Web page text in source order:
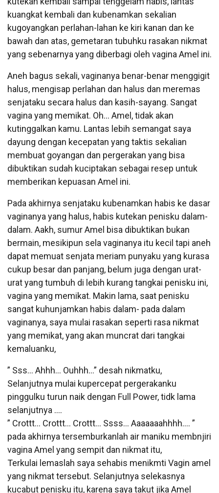
kuangkat kembali dan kubenamkan sekalian
kugoyangkan perlahan-lahan ke kiri kanan dan ke
bawah dan atas, gemetaran tubuhku rasakan nikmat
yang sebenarnya yang diberbagi oleh vagina Amel ini.
Aneh bagus sekali, vaginanya benar-benar menggigit
halus, mengisap perlahan dan halus dan meremas
senjataku secara halus dan kasih-sayang. Sangat
vagina yang memikat. Oh… Amel, tidak akan
kutinggalkan kamu. Lantas lebih semangat saya
dayung dengan kecepatan yang taktis sekalian
membuat goyangan dan pergerakan yang bisa
dibuktikan sudah kuciptakan sebagai resep untuk
memberikan kepuasan Amel ini.
Pada akhirnya senjataku kubenamkan habis ke dasar
vaginanya yang halus, habis kutekan penisku dalam-
dalam. Aakh, sumur Amel bisa dibuktikan bukan
bermain, mesikipun sela vaginanya itu kecil tapi aneh
dapat memuat senjata meriam punyaku yang kurasa
cukup besar dan panjang, belum juga dengan urat-
urat yang tumbuh di lebih kurang tangkai penisku ini,
vagina yang memikat. Makin lama, saat penisku
sangat kuhunjamkan habis dalam- pada dalam
vaginanya, saya mulai rasakan seperti rasa nikmat
yang memikat, yang akan muncrat dari tangkai
kemaluanku,
” Sss… Ahhh… Ouhhh…” desah nikmatku,
Selanjutnya mulai kupercepat pergerakanku
pinggulku turun naik dengan Full Power, tidk lama
selanjutnya ….
” Crottt… Crottt… Crottt… Ssss… Aaaaaaahhhh…. ”
pada akhirnya tersemburkanlah air maniku membnjiri
vagina Amel yang sempit dan nikmat itu,
Terkulai lemaslah saya sehabis menikmti Vagin amel
yang nikmat tersebut. Selanjutnya selekasnya
kucabut penisku itu, karena saya takut jika Amel